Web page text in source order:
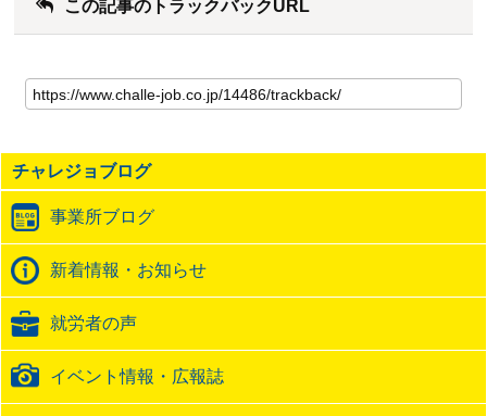
この記事のトラックバックURL
の
記
の
ト
ラ
ッ
ク
バ
ッ
URL
チャレジョブログ
事業所ブログ
新着情報・お知らせ
就労者の声
イベント情報・広報誌